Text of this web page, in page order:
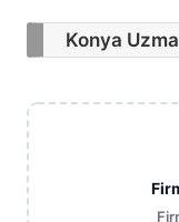
Konya